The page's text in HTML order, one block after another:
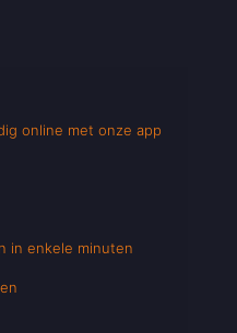
online met onze app
in enkele minuten